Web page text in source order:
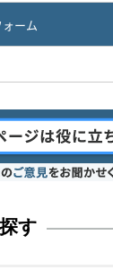
ーム
す